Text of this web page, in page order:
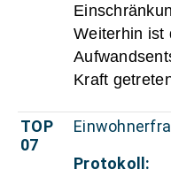
Weiterhin ist
Kraft
TOP
07
Protokoll: